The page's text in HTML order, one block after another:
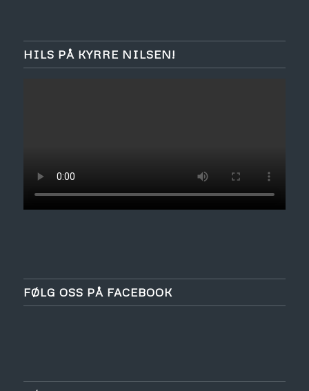
HILS PÅ KYRRE NILSEN!
FØLG OSS PÅ FACEBOOK